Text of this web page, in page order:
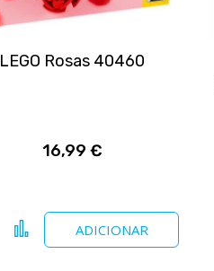
LEGO Rosas 40460
16,99 €
ADICIONAR
AdicionarComparar